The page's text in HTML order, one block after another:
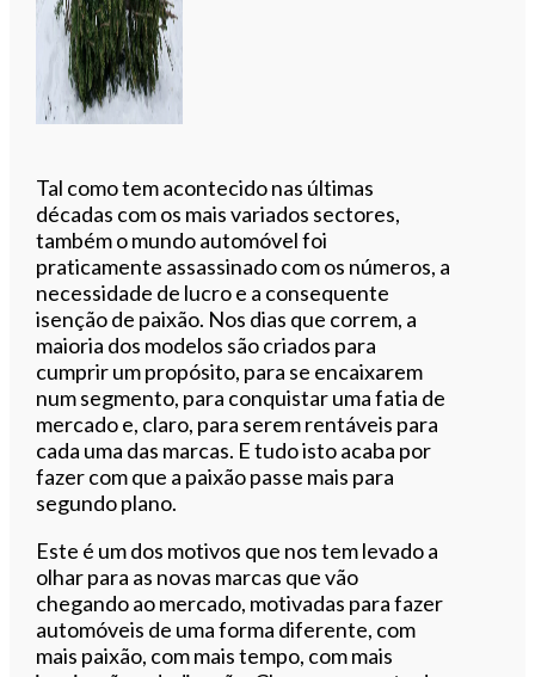
Tal como tem acontecido nas últimas
décadas com os mais variados sectores,
também o mundo automóvel foi
praticamente assassinado com os números, a
necessidade de lucro e a consequente
isenção de paixão. Nos dias que correm, a
maioria dos modelos são criados para
cumprir um propósito, para se encaixarem
num segmento, para conquistar uma fatia de
mercado e, claro, para serem rentáveis para
cada uma das marcas. E tudo isto acaba por
fazer com que a paixão passe mais para
segundo plano.
Este é um dos motivos que nos tem levado a
olhar para as novas marcas que vão
chegando ao mercado, motivadas para fazer
automóveis de uma forma diferente, com
mais paixão, com mais tempo, com mais